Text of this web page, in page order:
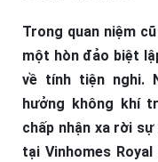
Trong quan niệm
một hòn đảo biệt
về tính tiện nghi.
hưởng không khí
chấp nhận xa rời
tại Vinhomes